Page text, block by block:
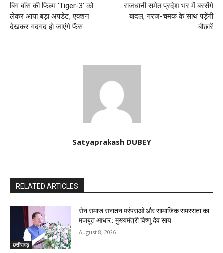
बिग बॉस की फिल्म ‘Tiger-3’ को
लेकर आया बड़ा अपडेट, एक्शन
देखकर गदगद हो जाएंगे फैंस
राजधानी समेत प्रदेश भर में बरसेंगे
बादल, गरज-चमक के साथ पड़ेंगी
बौछारें
Satyaprakash DUBEY
RELATED ARTICLES
छत्तीसगढ़
सेन समाज सनातन परंपराओं और सामाजिक समरसता का
मजबूत आधार : मुख्यमंत्री विष्णु देव साय
August 8, 2026